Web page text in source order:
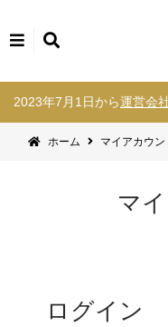
2023年7月1日から運営会
ホーム マイアカウン
マ
ログイン